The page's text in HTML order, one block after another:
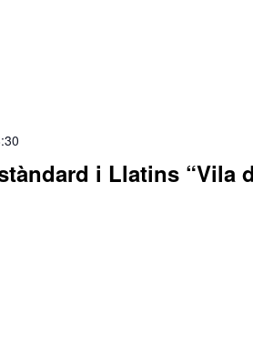
i Llatins “Vila